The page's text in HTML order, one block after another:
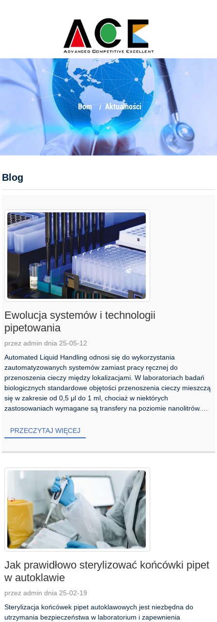
Dom Aktualności
Blog
Ewolucja systemów i technologii
pipetowania
przez admin dnia 25-05-12
Automated Liquid Handling odnosi się do wykorzystania
zautomatyzowanych systemów zamiast pracy ręcznej do
przenoszenia cieczy między lokalizacjami. W laboratoriach badań
biologicznych standardowe objętości przenoszenia cieczy mieszczą
się w zakresie od 0,5 μl do 1 ml, chociaż w niektórych
zastosowaniach wymagane są transfery na poziomie nanolitrów.
PRZECZYTAJ WIĘCEJ
Jak prawidłowo sterylizować końcówki pipet
w autoklawie
przez admin dnia 25-02-19
Sterylizacja końcówek pipet autoklawowych jest niezbędna do
utrzymania bezpieczeństwa w laboratorium i zapewnienia